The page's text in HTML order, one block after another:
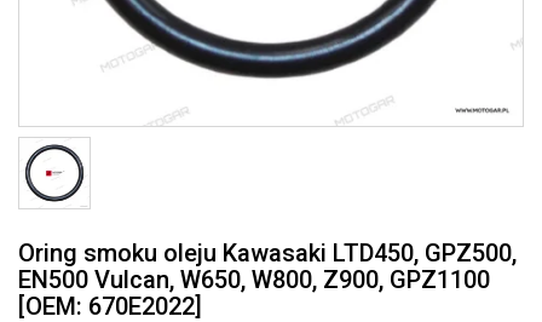
Oring smoku oleju Kawasaki LTD450, GPZ500,
EN500 Vulcan, W650, W800, Z900, GPZ1100
[OEM: 670E2022]